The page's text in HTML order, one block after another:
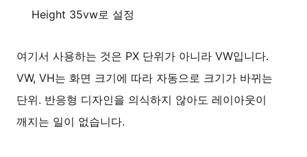
Height 35vw로 설정
여기서 사용하는 것은 PX 단위가 아니라 VW입니다.
VW, VH는 화면 크기에 따라 자동으로 크기가 바뀌는
단위. 반응형 디자인을 의식하지 않아도 레이아웃이
깨지는 일이 없습니다.